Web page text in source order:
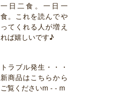
一日二食。一日一
食。これを読んでや
ってくれる人が増え
れば嬉しいです♪
トラブル発生・・・
新商品はこちらから
ご覧くださいm - - m